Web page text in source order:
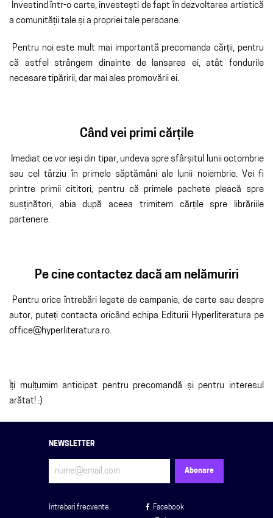
Investind într-o carte, investești de fapt în dezvoltarea artistică
a comunității tale și a propriei tale persoane.
Pentru noi este mult mai importantă precomanda cărții, pentru
că astfel strângem dinainte de lansarea ei, atât fondurile
necesare tipăririi, dar mai ales promovării ei.
Când vei primi cărțile
Imediat ce vor ieși din tipar, undeva spre sfârșitul lunii octombrie
sau cel târziu în primele săptămâni ale lunii noiembrie. Vei fi
printre primii cititori, pentru că primele pachete pleacă spre
susținători, abia după aceea trimitem cărțile spre librăriile
partenere.
Pe cine contactez dacă am nelămuriri
Pentru orice întrebări legate de campanie, de carte sau despre
autor, puteți contacta oricând echipa Editurii Hyperliteratura pe
office@hyperliteratura.ro.
Îți mulțumim anticipat pentru precomandă și pentru interesul
arătat! :)
NEWSLETTER
Intrebari frecvente Facebook